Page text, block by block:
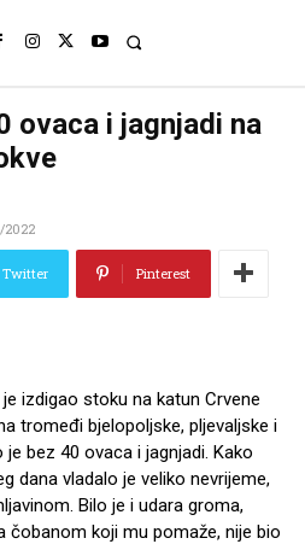
ovaca i jagnjadi na
2022
Twitter Pinterest
je izdigao stoku na katun Crvene
tromeđi bjelopoljske, pljevaljske i
bez 40 ovaca i jagnjadi. Kako
dana vladalo je veliko nevrijeme,
Bilo je i udara groma,
čobanom koji mu pomaže, nije bio